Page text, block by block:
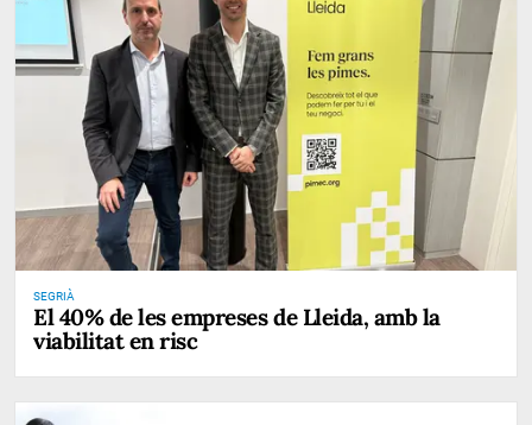
SEGRIÀ
El 40% de les empreses de Lleida, amb la
viabilitat en risc